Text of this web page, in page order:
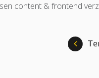
content & frontend